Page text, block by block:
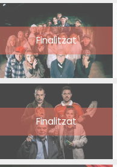
Finalitzat
Finalitzat